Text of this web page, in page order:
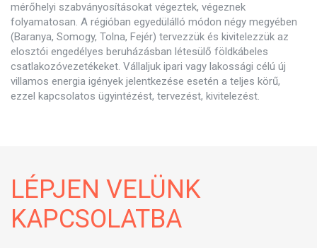
mérőhelyi szabványosításokat végeztek, végeznek
folyamatosan. A régióban egyedülálló módon négy megyében
(Baranya, Somogy, Tolna, Fejér) tervezzük és kivitelezzük az
elosztói engedélyes beruházásban létesülő földkábeles
csatlakozóvezetékeket. Vállaljuk ipari vagy lakossági célú új
villamos energia igények jelentkezése esetén a teljes körű,
ezzel kapcsolatos ügyintézést, tervezést, kivitelezést.
LÉPJEN VELÜNK
KAPCSOLATBA